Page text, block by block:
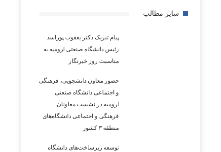
سایر مطالب
پیام تبریک دکتر یعقوب پوراسد
رئیس دانشگاه صنعتی ارومیه به
مناسبت روز خبرنگار
حضور معاون دانشجویی، فرهنگی
و اجتماعی دانشگاه صنعتی
ارومیه در نشست معاونان
فرهنگی و اجتماعی دانشگاه‌های
منطقه ۳ کشور
توسعه زیرساخت‌های دانشگاه